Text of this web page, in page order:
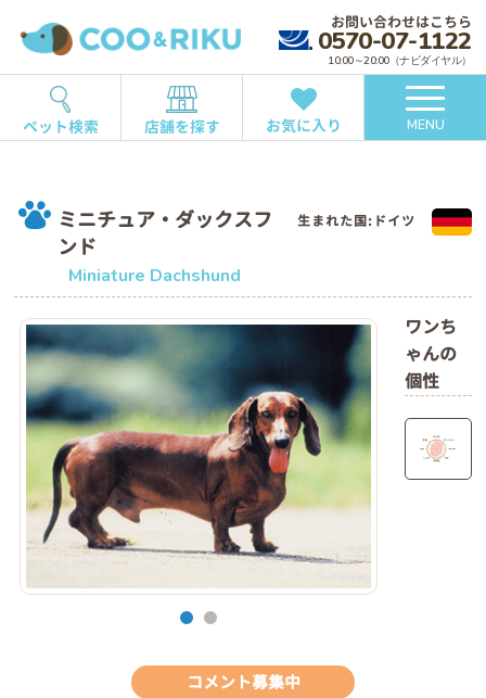
お問い合わせはこちら
0570-07-1122
10:00～20:00（ナビダイヤル）
ペット検索 店舗を探す お気に入り MENU
ミニチュア・ダックスフ
ンド
Miniature Dachshund
生まれた国:ドイツ
1 2
ワンち
ゃんの
個性
コメント募集中